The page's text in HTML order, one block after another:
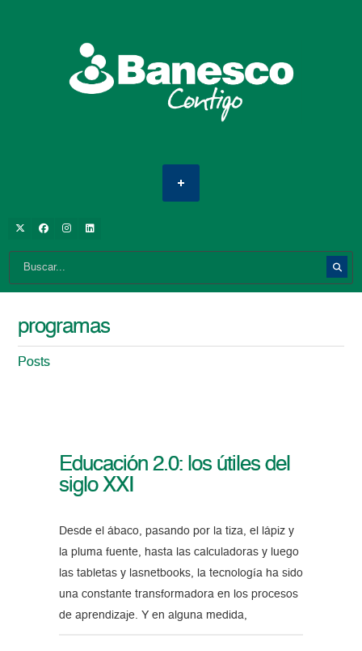
programas
Posts
Educación 2.0: los útiles del
siglo XXI
Desde el ábaco, pasando por la tiza, el lápiz y
la pluma fuente, hasta las calculadoras y luego
las tabletas y lasnetbooks, la tecnología ha sido
una constante transformadora en los procesos
de aprendizaje. Y en alguna medida,